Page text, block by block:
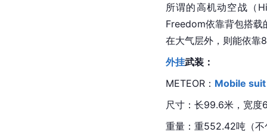
所谓的高机动空战（
Freedom依靠背包搭载
在大气层外，则能依靠
外挂武装：
METEOR： Mobile suit
尺寸：长99.6米，宽度
重量：重552.42吨（不